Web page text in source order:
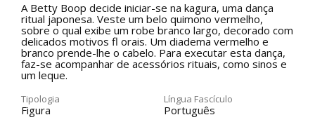
A Betty Boop decide iniciar-se na kagura, uma dança
ritual japonesa. Veste um belo quimono vermelho,
sobre o qual exibe um robe branco largo, decorado com
delicados motivos fl orais. Um diadema vermelho e
branco prende-lhe o cabelo. Para executar esta dança,
faz-se acompanhar de acessórios rituais, como sinos e
um leque.
Tipologia
Figura
Língua Fascículo
Português